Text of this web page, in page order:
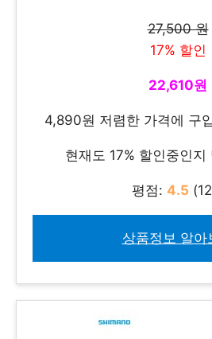
27,500 원
17% 할인
22,610원
4,890원 저렴한 가격에 구
현재도 17% 할인중인지
평점: 4.5
상품정보 알아